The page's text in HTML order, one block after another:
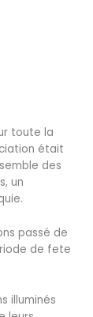
toute la
était
des
un
passé de
de fete
illuminés